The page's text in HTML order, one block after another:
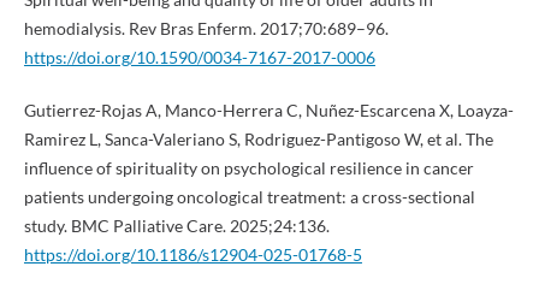
hemodialysis. Rev Bras Enferm. 2017;70:689–96.
https://doi.org/10.1590/0034-7167-2017-0006
Gutierrez-Rojas A, Manco-Herrera C, Nuñez-Escarcena X, Loayza-
Ramirez L, Sanca-Valeriano S, Rodriguez-Pantigoso W, et al. The
influence of spirituality on psychological resilience in cancer
patients undergoing oncological treatment: a cross-sectional
study. BMC Palliative Care. 2025;24:136.
https://doi.org/10.1186/s12904-025-01768-5